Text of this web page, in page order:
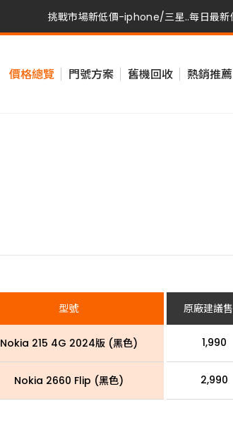
挑戰市場新低價-iphone/三星..每日最新
挑戰市場新低價-iphone/三星..每日最新
價格總覽 門號方案 舊機回收 熱銷推薦
型號 原廠建議
Nokia 215 4G 2024版 (黑色) 1,990
Nokia 2660 Flip (黑色) 2,990